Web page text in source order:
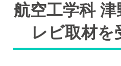
航空工学科
レビ取材を